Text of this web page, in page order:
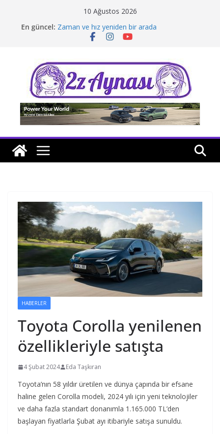
10 Ağustos 2026
En güncel: Zaman ve hız yeniden bir arada
Borusan Next Bodrum’da açıldı
Tatil rotasında test sürüşü
HABERLER
Toyota Corolla yenilenen
özellikleriyle satışta
4 Şubat 2024 Eda Taşkıran
Toyota’nın 58 yıldır üretilen ve dünya çapında bir efsane
haline gelen Corolla modeli, 2024 yılı için yeni teknolojiler
ve daha fazla standart donanımla 1.165.000 TL’den
başlayan fiyatlarla Şubat ayı itibariyle satışa sunuldu.